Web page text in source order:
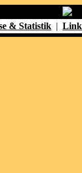
& Statistik |